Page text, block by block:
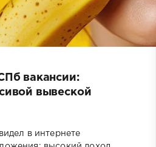
вакансии:
вывеской
в интернете